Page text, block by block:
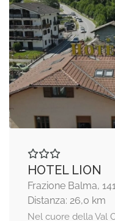
HOTEL LION
Frazione Balma,
Distanza: 26,0 km
Nel cuore della Val